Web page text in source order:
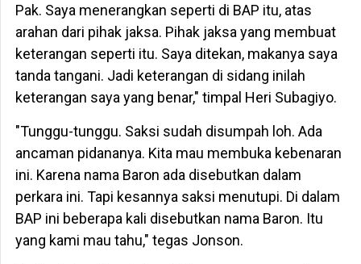
Pak. Saya menerangkan seperti di BAP itu, atas
arahan dari pihak jaksa. Pihak jaksa yang membuat
keterangan seperti itu. Saya ditekan, makanya saya
tanda tangani. Jadi keterangan di sidang inilah
keterangan saya yang benar," timpal Heri Subagiyo.
"Tunggu-tunggu. Saksi sudah disumpah loh. Ada
ancaman pidananya. Kita mau membuka kebenaran
ini. Karena nama Baron ada disebutkan dalam
perkara ini. Tapi kesannya saksi menutupi. Di dalam
BAP ini beberapa kali disebutkan nama Baron. Itu
yang kami mau tahu," tegas Jonson.